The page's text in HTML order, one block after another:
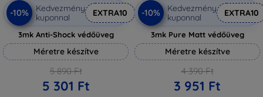
-10%
Kedvezmény
kuponnal
EXTRA10
3mk Anti-Shock védőüveg
Méretre készítve
5 890 Ft
5 301 Ft
-10%
Kedvezmény
kuponnal
EXTRA10
3mk Pure Matt védőüveg
Méretre készítve
4 390 Ft
3 951 Ft